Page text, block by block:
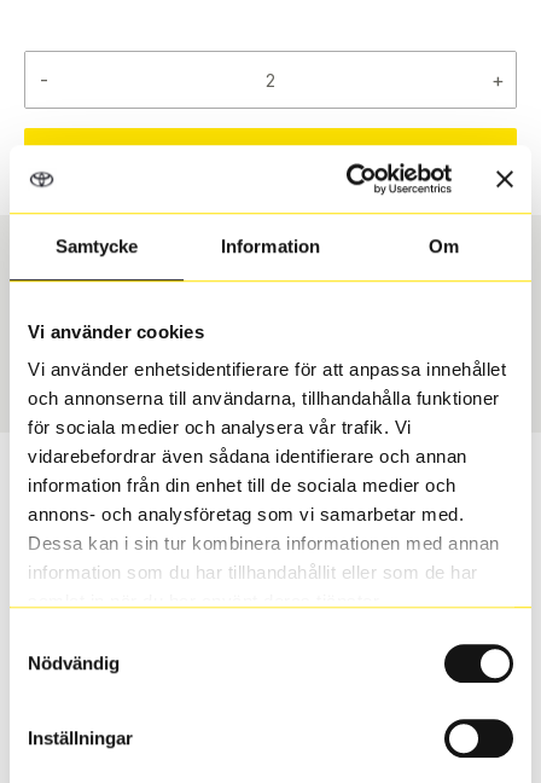
Samtycke Information Om
Vi använder cookies
Vi använder enhetsidentifierare för att anpassa innehållet
och annonserna till användarna, tillhandahålla funktioner
för sociala medier och analysera vår trafik. Vi
vidarebefordrar även sådana identifierare och annan
information från din enhet till de sociala medier och
annons- och analysföretag som vi samarbetar med.
Dessa kan i sin tur kombinera informationen med annan
information som du har tillhandahållit eller som de har
Nödvändig
Inställningar
- +
Däcktyp Däckstorlek
Art nummer
1725
Passar detta däck min bil?
Ange registreringsnummer för att se om det däck du
valt passar din bilmodell. Om du köper däck som skall
Ibland kan fälgen ha bytts ut under årens lopp och
inte vara samma dimension som bilen hade ut från